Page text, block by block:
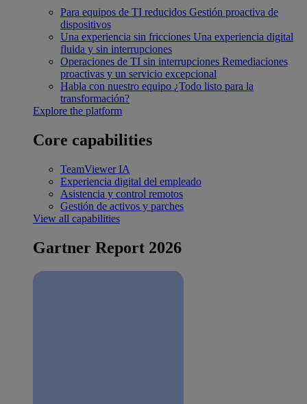
Para equipos de TI reducidos Gestión proactiva de
dispositivos
Una experiencia sin fricciones Una experiencia digital
fluida y sin interrupciones
Operaciones de TI sin interrupciones Remediaciones
proactivas y un servicio excepcional
Habla con nuestro equipo ¿Todo listo para la
transformación?
Explore the platform
Core capabilities
TeamViewer IA
Experiencia digital del empleado
Asistencia y control remotos
Gestión de activos y parches
View all capabilities
Gartner Report 2026